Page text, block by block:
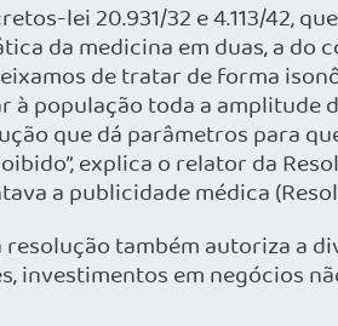
lei 20.931/32 e 4.113/42,
da medicina em duas, a
de tratar de forma
população toda a amplitude
que dá parâmetros para
explica o relator da
a publicidade médica
também autoriza a
investimentos em negócios